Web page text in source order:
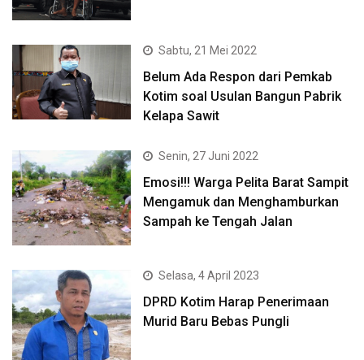
Sabtu, 21 Mei 2022
Belum Ada Respon dari Pemkab
Kotim soal Usulan Bangun Pabrik
Kelapa Sawit
Senin, 27 Juni 2022
Emosi!!! Warga Pelita Barat Sampit
Mengamuk dan Menghamburkan
Sampah ke Tengah Jalan
Selasa, 4 April 2023
DPRD Kotim Harap Penerimaan
Murid Baru Bebas Pungli